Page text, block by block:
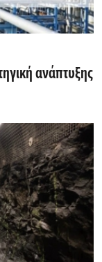
ανάπτυξης